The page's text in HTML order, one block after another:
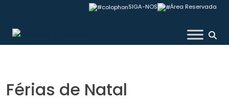
content
SIGA-NOS Área Reservada
Colégio Valsassina
Férias de Natal